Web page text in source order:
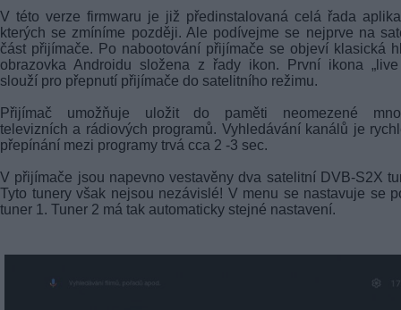
V této verze firmwaru je již předinstalovaná celá řada
kterých se zmíníme později. Ale podívejme se nejprve na
část přijímače. Po nabootování přijímače se objeví klasická
obrazovka Androidu složena z řady ikon. První ikona „live
slouží pro přepnutí přijímače do satelitního režimu.
Přijímač umožňuje uložit do paměti neomezené
televizních a rádiových programů. Vyhledávání kanálů je
přepínání mezi programy trvá cca 2 -3 sec.
V přijímače jsou napevno vestavěny dva satelitní DVB-S2X
Tyto tunery však nejsou nezávislé! V menu se nastavuje se
tuner 1. Tuner 2 má tak automaticky stejné nastavení.